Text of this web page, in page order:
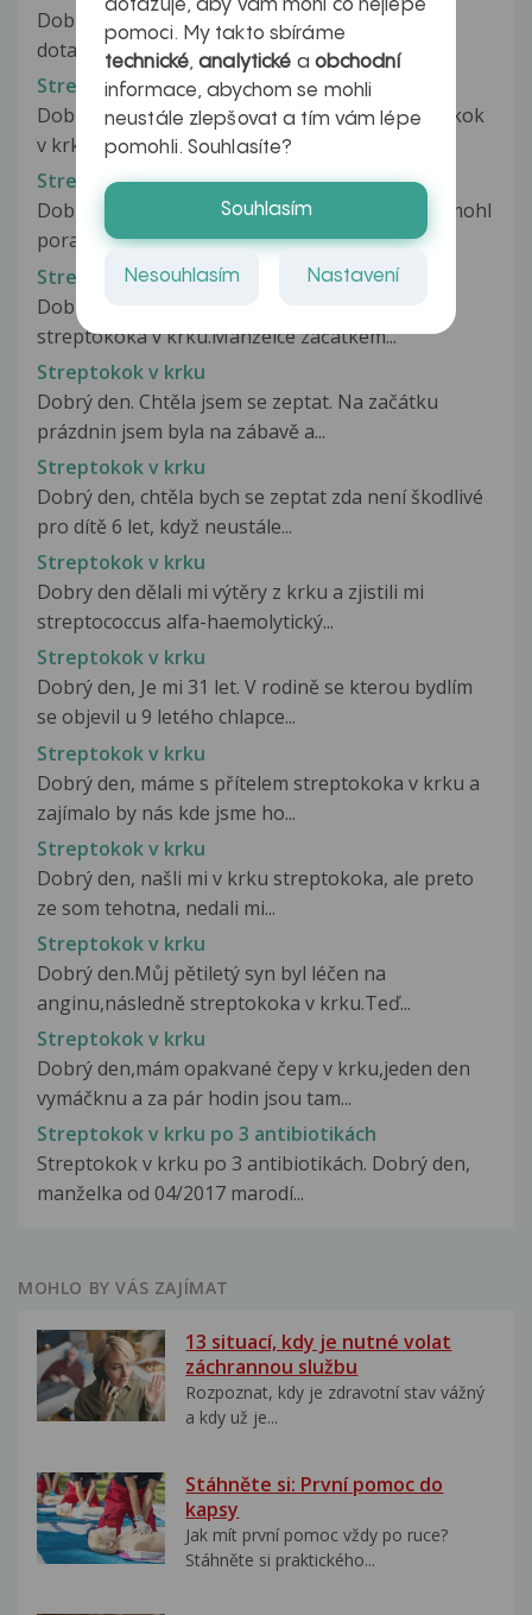
Dobrý den,paní doktorko,mám několik
dotazů.Snaše po angíně byl z výtěrů z krku...
Streptokok v krku
Dobrý den,včera mi byl z výtěrů zjištěn streptokok
v krku,žadne přiznaky jako...
Streptokok v krku
Dobrý den, chtěla bych se zeptat,zda byste mi mohl
poradit. Mám druhá antibiotika...
Streptokok v krku
Dobrý den, chtěl bych se poradit ohledně
streptokoka v krku.Manželce začátkem...
Streptokok v krku
Dobrý den. Chtěla jsem se zeptat. Na začátku
prázdnin jsem byla na zábavě a...
Streptokok v krku
Dobrý den, chtěla bych se zeptat zda není škodlivé
pro dítě 6 let, když neustále...
Streptokok v krku
Dobry den dělali mi výtěry z krku a zjistili mi
streptococcus alfa-haemolytický...
Streptokok v krku
Dobrý den, Je mi 31 let. V rodině se kterou bydlím
se objevil u 9 letého chlapce...
Streptokok v krku
Dobrý den, máme s přítelem streptokoka v krku a
zajímalo by nás kde jsme ho...
Streptokok v krku
Dobrý den, našli mi v krku streptokoka, ale preto
ze som tehotna, nedali mi...
Streptokok v krku
Dobrý den.Můj pětiletý syn byl léčen na
anginu,následně streptokoka v krku.Teď...
Streptokok v krku
Dobrý den,mám opakvané čepy v krku,jeden den
vymáčknu a za pár hodin jsou tam...
Streptokok v krku po 3 antibiotikách
Streptokok v krku po 3 antibiotikách. Dobrý den,
manželka od 04/2017 marodí...
MOHLO BY VÁS ZAJÍMAT
13 situací, kdy je nutné volat
záchrannou službu
Rozpoznat, kdy je zdravotní stav vážný
a kdy už je...
Stáhněte si: První pomoc do
kapsy
Jak mít první pomoc vždy po ruce?
Stáhněte si praktického...
dotazuje, aby vám mohl co nejlépe
pomoci. My takto sbíráme
technické,analytické a obchodní
informace, abychom se mohli
neustále zlepšovat a tím vám lépe
pomohli. Souhlasíte?
Souhlasím
Nesouhlasím Nastavení